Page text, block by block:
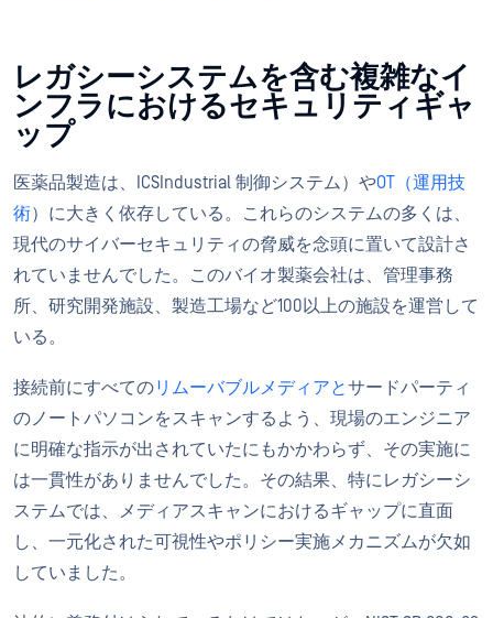
レガシーシステムを含む複雑なイ
ンフラにおけるセキュリティギャ
ップ
医薬品製造は、ICSIndustrial 制御システム）やOT（運用技
術）に大きく依存している。これらのシステムの多くは、
現代のサイバーセキュリティの脅威を念頭に置いて設計さ
れていませんでした。このバイオ製薬会社は、管理事務
所、研究開発施設、製造工場など100以上の施設を運営して
いる。
接続前にすべてのリムーバブルメディアとサードパーティ
のノートパソコンをスキャンするよう、現場のエンジニア
に明確な指示が出されていたにもかかわらず、その実施に
は一貫性がありませんでした。その結果、特にレガシーシ
ステムでは、メディアスキャンにおけるギャップに直面
し、一元化された可視性やポリシー実施メカニズムが欠如
していました。